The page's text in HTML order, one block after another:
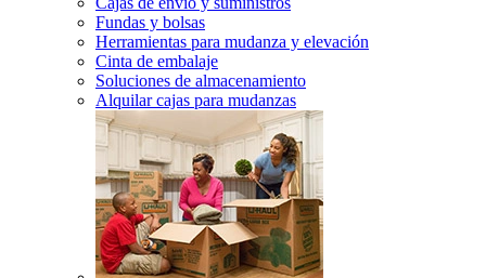
Fundas y bolsas
Herramientas para mudanza y elevación
Cinta de embalaje
Soluciones de almacenamiento
Alquilar cajas para mudanzas